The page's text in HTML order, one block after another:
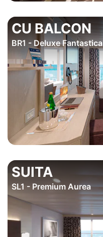
CU BALCON
BR1 - Deluxe Fantastica
SUITA
SL1 - Premium Aurea